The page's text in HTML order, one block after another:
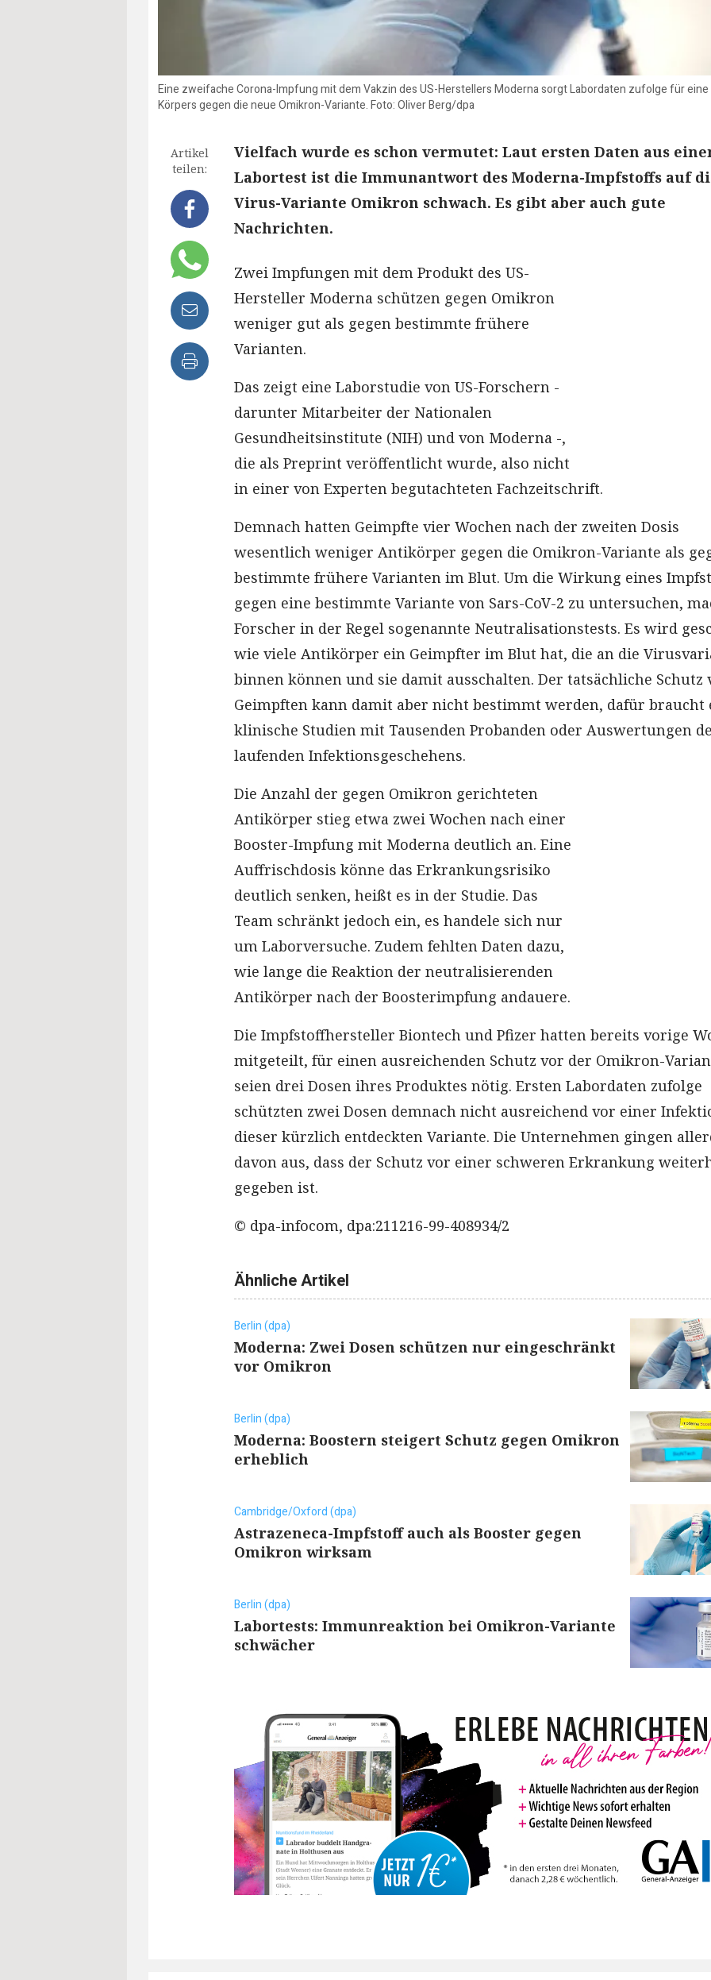
Eine zweifache Corona-Impfung mit dem Vakzin des US-Herstellers Moderna sorgt Labordaten zufolge für
Körpers gegen die neue Omikron-Variante. Foto: Oliver Berg/dpa
Artikel
teilen:
Vielfach wurde es schon vermutet: Laut ersten Daten aus
Labortest ist die Immunantwort des Moderna-Impfstoffs auf
Virus-Variante Omikron schwach. Es gibt aber auch gute
Nachrichten.
Zwei Impfungen mit dem Produkt des US-
Hersteller Moderna schützen gegen Omikron
weniger gut als gegen bestimmte frühere
Varianten.
Das zeigt eine Laborstudie von US-Forschern -
darunter Mitarbeiter der Nationalen
Gesundheitsinstitute (NIH) und von Moderna -,
die als Preprint veröffentlicht wurde, also nicht
in einer von Experten begutachteten Fachzeitschrift.
Demnach hatten Geimpfte vier Wochen nach der zweiten Dosis
wesentlich weniger Antikörper gegen die Omikron-Variante als
bestimmte frühere Varianten im Blut. Um die Wirkung eines
gegen eine bestimmte Variante von Sars-CoV-2 zu untersuchen,
Forscher in der Regel sogenannte Neutralisationstests. Es wird
wie viele Antikörper ein Geimpfter im Blut hat, die an die
binnen können und sie damit ausschalten. Der tatsächliche Schutz
Geimpften kann damit aber nicht bestimmt werden, dafür braucht
klinische Studien mit Tausenden Probanden oder Auswertungen
laufenden Infektionsgeschehens.
Die Anzahl der gegen Omikron gerichteten
Antikörper stieg etwa zwei Wochen nach einer
Booster-Impfung mit Moderna deutlich an. Eine
Auffrischdosis könne das Erkrankungsrisiko
deutlich senken, heißt es in der Studie. Das
Team schränkt jedoch ein, es handele sich nur
um Laborversuche. Zudem fehlten Daten dazu,
wie lange die Reaktion der neutralisierenden
Antikörper nach der Boosterimpfung andauere.
Die Impfstoffhersteller Biontech und Pfizer hatten bereits vorige
mitgeteilt, für einen ausreichenden Schutz vor der Omikron-
seien drei Dosen ihres Produktes nötig. Ersten Labordaten zufolge
schützten zwei Dosen demnach nicht ausreichend vor einer
dieser kürzlich entdeckten Variante. Die Unternehmen gingen
davon aus, dass der Schutz vor einer schweren Erkrankung
gegeben ist.
© dpa-infocom, dpa:211216-99-408934/2
Ähnliche Artikel
Berlin (dpa)
Moderna: Zwei Dosen schützen nur eingeschränkt
vor Omikron
Berlin (dpa)
Moderna: Boostern steigert Schutz gegen Omikron
erheblich
Cambridge/Oxford (dpa)
Astrazeneca-Impfstoff auch als Booster gegen
Omikron wirksam
Berlin (dpa)
Labortests: Immunreaktion bei Omikron-Variante
schwächer